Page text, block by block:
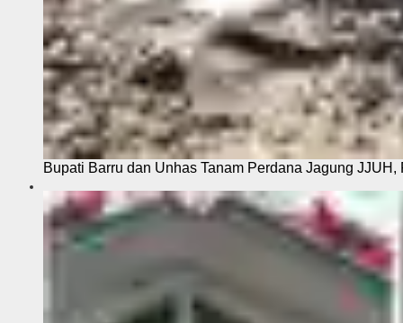
Bupati Barru dan Unhas Tanam Perdana Jagung